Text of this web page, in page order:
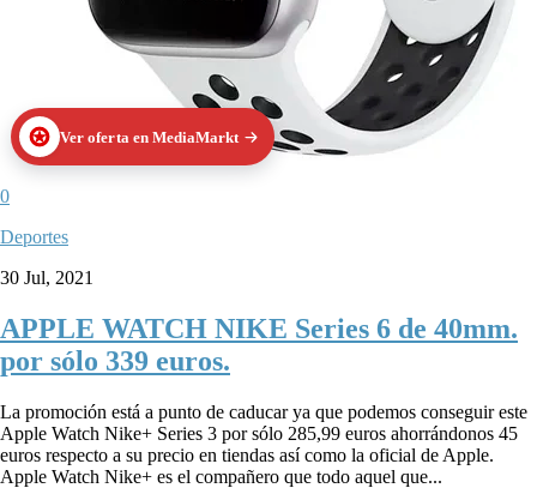
Ver oferta en MediaMarkt
0
Deportes
30 Jul, 2021
APPLE WATCH NIKE Series 6 de 40mm.
por sólo 339 euros.
La promoción está a punto de caducar ya que podemos conseguir este
Apple Watch Nike+ Series 3 por sólo 285,99 euros ahorrándonos 45
euros respecto a su precio en tiendas así como la oficial de Apple.
Apple Watch Nike+ es el compañero que todo aquel que...